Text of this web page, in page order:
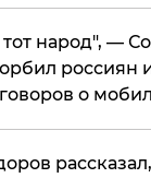
народ", —
россиян
о